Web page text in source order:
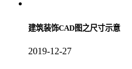
建筑装饰CAD图之尺寸示意
2019-12-27